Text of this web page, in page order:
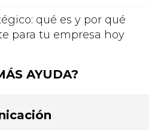
qué es y por qué
para tu empresa hoy
AYUDA?